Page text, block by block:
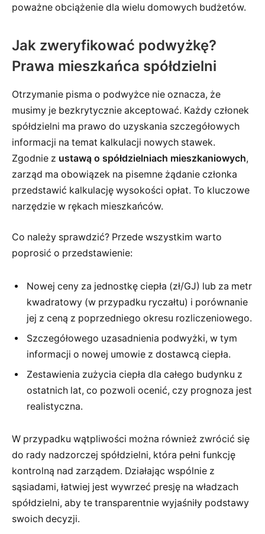
poważne obciążenie dla wielu domowych budżetów.
Jak zweryfikować podwyżkę?
Prawa mieszkańca spółdzielni
Otrzymanie pisma o podwyżce nie oznacza, że
musimy je bezkrytycznie akceptować. Każdy członek
spółdzielni ma prawo do uzyskania szczegółowych
informacji na temat kalkulacji nowych stawek.
Zgodnie z ustawą o spółdzielniach mieszkaniowych,
zarząd ma obowiązek na pisemne żądanie członka
przedstawić kalkulację wysokości opłat. To kluczowe
narzędzie w rękach mieszkańców.
Co należy sprawdzić? Przede wszystkim warto
poprosić o przedstawienie:
Nowej ceny za jednostkę ciepła (zł/GJ) lub za metr
kwadratowy (w przypadku ryczałtu) i porównanie
jej z ceną z poprzedniego okresu rozliczeniowego.
Szczegółowego uzasadnienia podwyżki, w tym
informacji o nowej umowie z dostawcą ciepła.
Zestawienia zużycia ciepła dla całego budynku z
ostatnich lat, co pozwoli ocenić, czy prognoza jest
realistyczna.
W przypadku wątpliwości można również zwrócić się
do rady nadzorczej spółdzielni, która pełni funkcję
kontrolną nad zarządem. Działając wspólnie z
sąsiadami, łatwiej jest wywrzeć presję na władzach
spółdzielni, aby te transparentnie wyjaśniły podstawy
swoich decyzji.